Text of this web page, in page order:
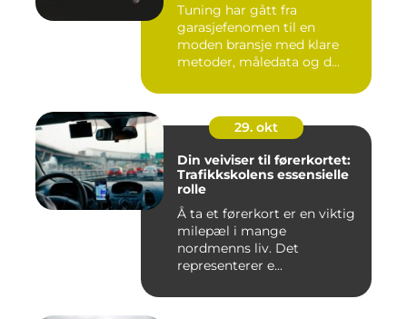
Tuning har gått fra
garasjefenomen til en
moden bransje med klare
metoder, måledata og d...
29. okt
Din veiviser til førerkortet:
Trafikkskolens essensielle
rolle
Å ta et førerkort er en viktig
milepæl i mange
nordmenns liv. Det
representerer e...